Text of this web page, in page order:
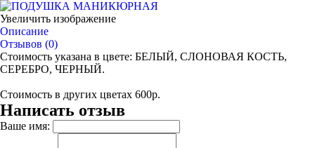
Увеличить изображение
Описание
Отзывов (0)
Стоимость указана в цвете: БЕЛЫЙ, СЛОНОВАЯ КОСТЬ,
СЕРЕБРО, ЧЕРНЫЙ.
Стоимость в других цветах 600р.
Написать отзыв
Ваше имя: